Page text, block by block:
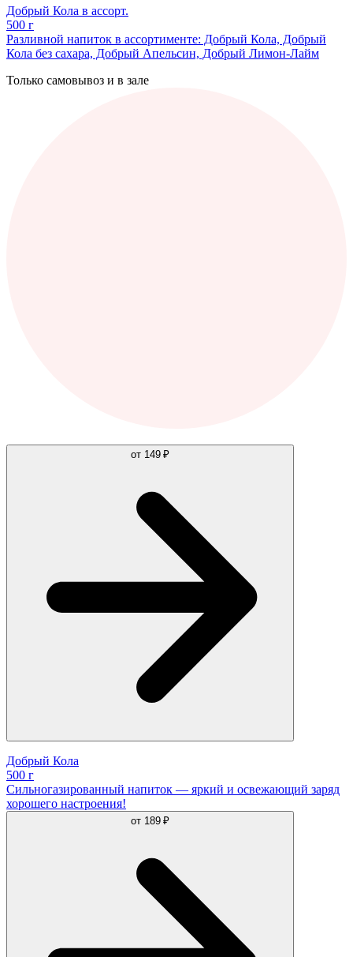
Добрый Кола в ассорт.
500 г
Разливной напиток в ассортименте: Добрый Кола, Добрый
Кола без сахара, Добрый Апельсин, Добрый Лимон-Лайм
Только самовывоз и в зале
от 149 ₽
Добрый Кола
500 г
Сильногазированный напиток — яркий и освежающий заряд
хорошего настроения!
от 189 ₽